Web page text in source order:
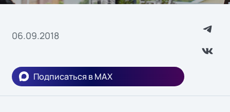
06.09.2018
Подписаться в MAX